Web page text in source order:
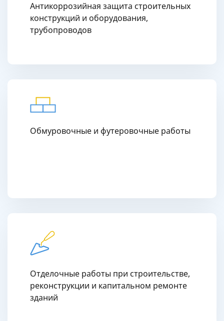
Антикоррозийная защита строительных
конструкций и оборудования,
трубопроводов
Обмуровочные и футеровочные работы
Отделочные работы при строительстве,
реконструкции и капитальном ремонте
зданий